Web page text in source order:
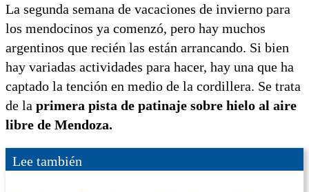
La segunda semana de vacaciones de invierno para
los mendocinos ya comenzó, pero hay muchos
argentinos que recién las están arrancando. Si bien
hay variadas actividades para hacer, hay una que ha
captado la tención en medio de la cordillera. Se trata
de la primera pista de patinaje sobre hielo al aire
libre de Mendoza.
Lee también